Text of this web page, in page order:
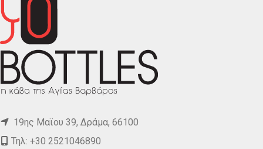
19ης Μαϊου 39, Δράμα, 66100
Τηλ: +30 2521046890